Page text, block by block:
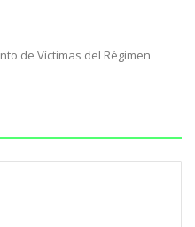
de Víctimas del Régimen